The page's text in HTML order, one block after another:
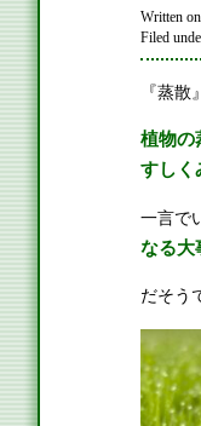
Written
Filed
『蒸
植物の
すしく
一言で
なる大
だそう